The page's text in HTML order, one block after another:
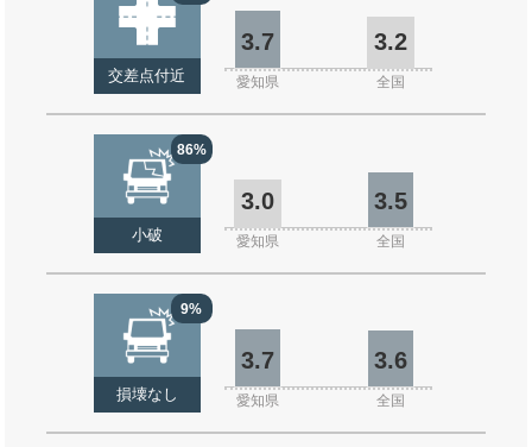
交差点付近
3.7 3.2
愛知県 全国
86%
小破
3.0 3.5
愛知県 全国
9%
損壊なし
3.7 3.6
愛知県 全国